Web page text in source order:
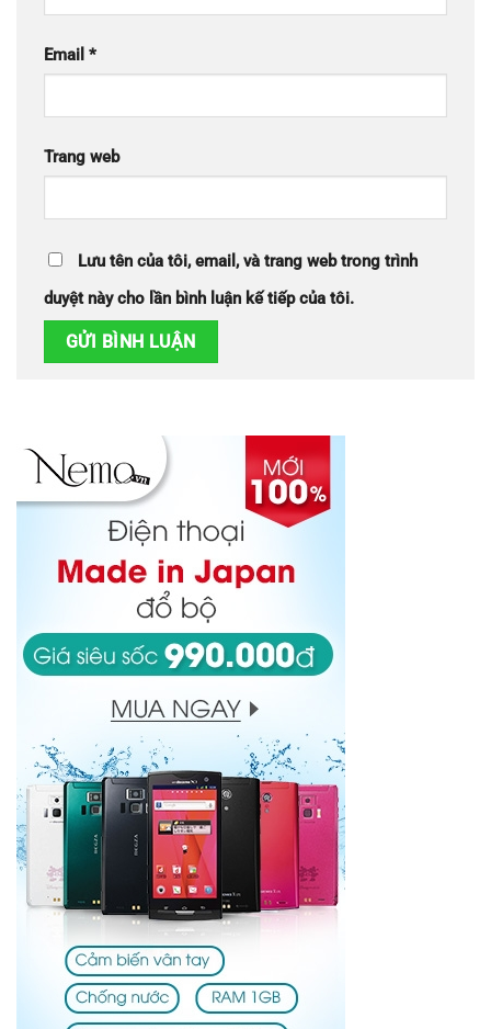
Email *
Trang web
Lưu tên của tôi, email, và trang web trong trình
duyệt này cho lần bình luận kế tiếp của tôi.